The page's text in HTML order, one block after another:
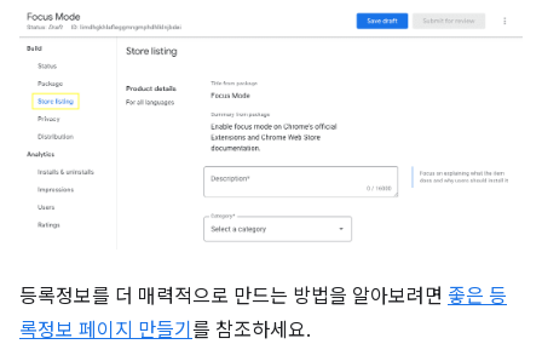
등록정보를 더 매력적으로 만드는 방법을 알아보려면 좋은 등
록정보 페이지 만들기 를 참조하세요.